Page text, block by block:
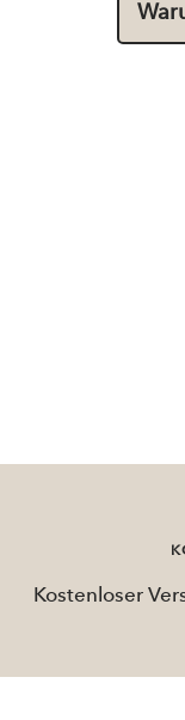
Kostenloser